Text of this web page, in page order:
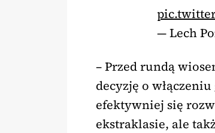
— Lech
– Przed rundą
decyzję o
efektywniej się
ekstraklasie, ale